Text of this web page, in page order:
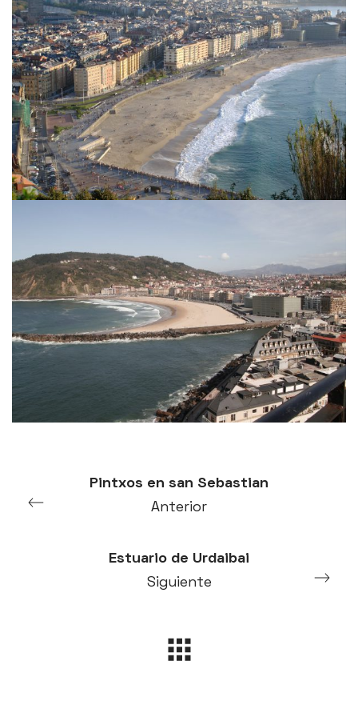
Pintxos en san Sebastian
Anterior
Estuario de Urdaibai
Siguiente